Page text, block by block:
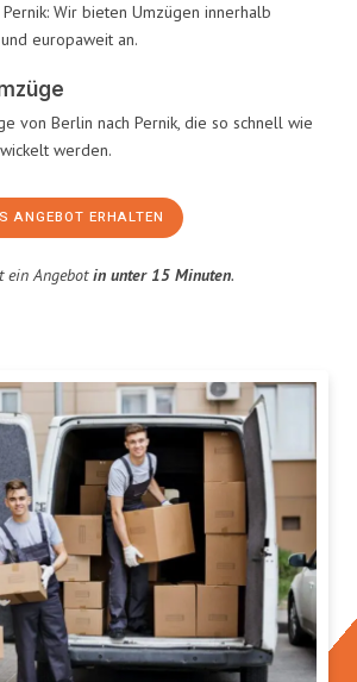
Wir bieten Umzügen innerhalb
europaweit an.
von Berlin nach Pernik, die so schnell wie
werden.
ANGEBOT ERHALTEN
ein Angebotin unter 15 Minuten.